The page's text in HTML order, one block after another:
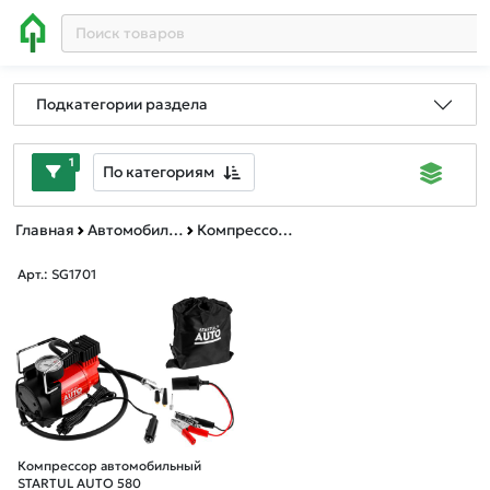
Подкатегории раздела
1 По категориям
Главная Автомобильные товары, инструменты Компрессоры автомобильные
Арт.: SG1701
Компрессор автомобильный
STARTUL AUTO 580